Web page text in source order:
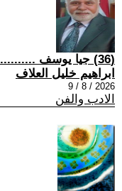
(36) جيا يوسف ................نبع بعيد الغور
ابراهيم خليل العلاف
2026 / 8 / 9
الادب والفن